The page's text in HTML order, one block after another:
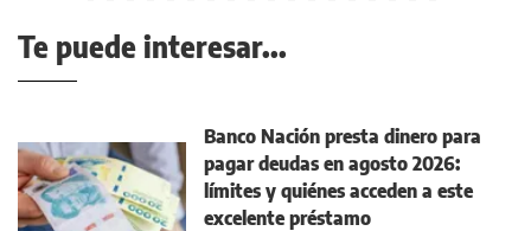
Te puede interesar...
Banco Nación presta dinero para
pagar deudas en agosto 2026:
límites y quiénes acceden a este
excelente préstamo